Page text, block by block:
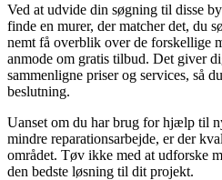
Ved at udvide din søgning til disse
finde en murer, der matcher det, du
nemt få overblik over de forskellige
anmode om gratis tilbud. Det giver
sammenligne priser og services, så
beslutning.
Uanset om du har brug for hjælp til
mindre reparationsarbejde, er der
området. Tøv ikke med at udforske
den bedste løsning til dit projekt.